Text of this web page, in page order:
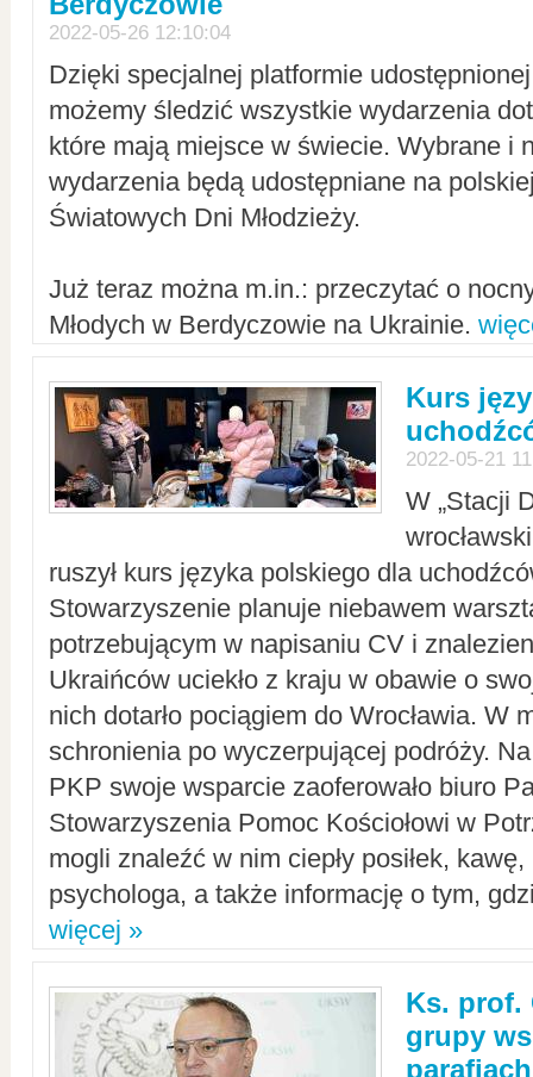
2022-05-26 12:10:04
Dzięki specjalnej platformie
możemy śledzić wszystkie wydarzenia
które mają miejsce w świecie. Wybrane i
wydarzenia będą udostępniane na
Światowych Dni Młodzieży.
Już teraz można m.in.: przeczytać o
Młodych w Berdyczowie na Ukrainie.
Kurs
2022-05-21
W „Stacji
ruszył kurs języka polskiego dla
Stowarzyszenie planuje niebawem
potrzebującym w napisaniu CV i
Ukraińców uciekło z kraju w obawie o
nich dotarło pociągiem do Wrocławia. W
schronienia po wyczerpującej podróży.
PKP swoje wsparcie zaoferowało biuro
Stowarzyszenia Pomoc Kościołowi w
mogli znaleźć w nim ciepły posiłek,
psychologa, a także informację o tym,
więcej »
Ks. prof.
grupy
parafiach